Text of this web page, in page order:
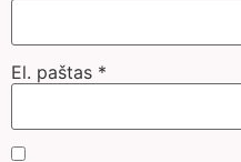
El. paštas *